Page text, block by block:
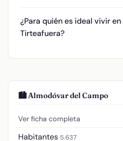
¿Para quién es ideal vivir
Tirteafuera?
🏙️ Almodóvar del Campo
Ver ficha completa
Habitantes 5.637